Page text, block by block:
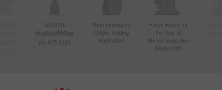
โปรแกรม
พันธมิตรที่ดีที่สุด
ประจำปี 2020
Most Innovative
Mobile Trading
Application
Forex Broker of
the Year at
Money Expo Abu
Dhabi 2025